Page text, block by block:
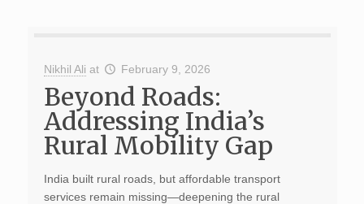
Nikhil Ali at February 9, 2026
Beyond Roads:
Addressing India’s
Rural Mobility Gap
India built rural roads, but affordable transport
services remain missing—deepening the rural